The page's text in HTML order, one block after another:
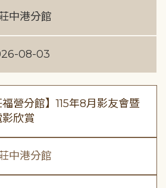
中港分館
08-03
福營分館】115年8月影友會暨
欣賞
中港分館